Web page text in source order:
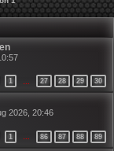
1 27 28 29 30
2026, 20:46
1 … 86 87 88 89